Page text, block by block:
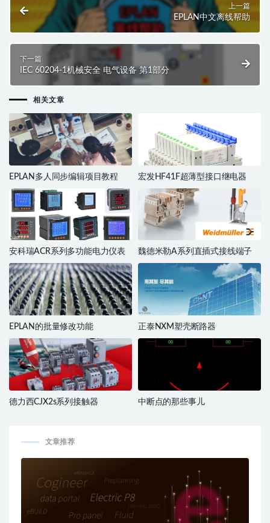
上一篇
EPLAN中文离线帮助
下一篇
IEC 60204-1机械安全 电气设备 第1部分
相关文章
EPLAN多人同步编辑项目教程 宏发HF41F超薄型接口继电器
安科瑞ACR系列多功能电力仪表 魏德米勒A系列直插式接线端子​
EPLAN的批量修改功能 正泰NXM塑壳断路器
德力西CJX2s系列接触器 中断点的那些事儿
文章推荐